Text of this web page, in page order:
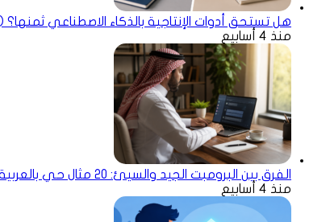
هل تستحق أدوات الإنتاجية بالذكاء الاصطناعي ثمنها؟ (Notion AI, Todoist AI)
منذ 4 أسابيع
الفرق بين البرومبت الجيد والسيئ: 20 مثال حي بالعربية
منذ 4 أسابيع